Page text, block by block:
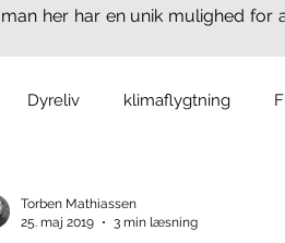
her har en unik mulighed for
Dyreliv klimaflygtning
Torben Mathiassen
25. maj 2019
3 min læsning